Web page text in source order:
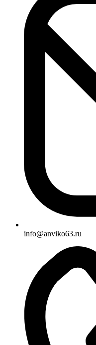
info@anviko63.ru